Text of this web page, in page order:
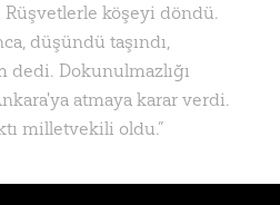
Rüşvetlerle köşeyi döndü.
düşündü taşındı,
dedi. Dokunulmazlığı
atmaya karar verdi.
milletvekili oldu.”